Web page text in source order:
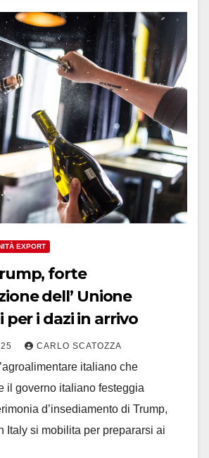
EXPORT
forte
dell’ Unione
per i dazi in arrivo
CARLO SCATOZZA
italiano che
il governo italiano festeggia
d’insediamento di Trump,
Italy si mobilita per prepararsi ai